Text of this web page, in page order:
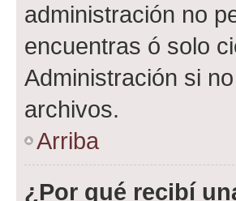
administración no
encuentras ó solo
Administración si
archivos.
Arriba
¿Por qué recibí